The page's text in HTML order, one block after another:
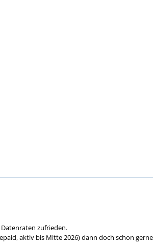
zufrieden.
aktiv bis Mitte 2026) dann doch schon